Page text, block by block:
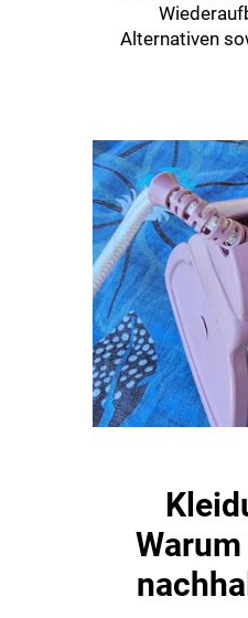
Alternativen